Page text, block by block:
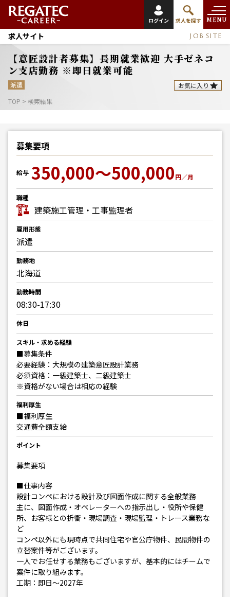
ログイン 求人を探す MENU
求人サイト JOB SITE
【意匠設計者募集】長期就業歓迎 大手ゼネコ
ン支店勤務 ※即日就業可能
派遣
お気に入り
TOP > 検索結果
募集要項
給与 350,000～500,000円／月
職種
建築施工管理・工事監理者
雇用形態
派遣
勤務地
北海道
勤務時間
08:30-17:30
休日
スキル・求める経験
■募集条件
必要経験：大規模の建築意匠設計業務
必須資格：一級建築士、二級建築士
※資格がない場合は相応の経験
福利厚生
■福利厚生
交通費全額支給
ポイント
募集要項
■仕事内容
設計コンペにおける設計及び図面作成に関する全般業務
主に、図面作成・オペレーターへの指示出し・役所や保健
所、お客様との折衝・現場調査・現場監理・トレース業務な
ど
コンペ以外にも現時点で共同住宅や官公庁物件、民間物件の
立替案件等がございます。
一人でお任せする業務もございますが、基本的にはチームで
案件に取り組みます。
工期：即日～2027年